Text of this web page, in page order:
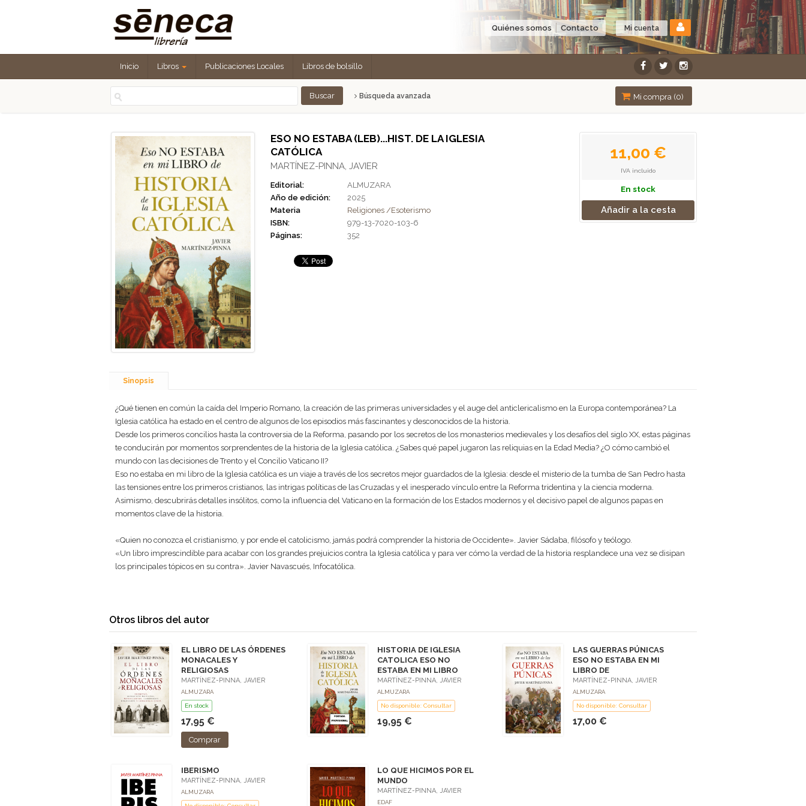
Mi cuenta
Quiénes somos Contacto
Inicio Libros Publicaciones Locales Libros de bolsillo
Búsqueda avanzada Mi compra (0)
ESO NO ESTABA (LEB)...HIST. DE LA IGLESIA
CATÓLICA
MARTÍNEZ-PINNA, JAVIER
Editorial:
ALMUZARA
Año de edición:
2025
Materia
Religiones /Esoterismo
ISBN:
979-13-7020-103-6
Páginas:
352
11,00 €
IVA incluido
En stock
Añadir a la cesta
Sinopsis
¿Qué tienen en común la caída del Imperio Romano, la creación de las primeras universidades y el auge del anticlericalismo en la Europa contemporánea? La
Iglesia católica ha estado en el centro de algunos de los episodios más fascinantes y desconocidos de la historia.
Desde los primeros concilios hasta la controversia de la Reforma, pasando por los secretos de los monasterios medievales y los desafíos del siglo XX, estas páginas
te conducirán por momentos sorprendentes de la historia de la Iglesia católica. ¿Sabes qué papel jugaron las reliquias en la Edad Media? ¿O cómo cambió el
mundo con las decisiones de Trento y el Concilio Vaticano II?
Eso no estaba en mi libro de la Iglesia católica es un viaje a través de los secretos mejor guardados de la Iglesia: desde el misterio de la tumba de San Pedro hasta
las tensiones entre los primeros cristianos, las intrigas políticas de las Cruzadas y el inesperado vínculo entre la Reforma tridentina y la ciencia moderna.
Asimismo, descubrirás detalles insólitos, como la influencia del Vaticano en la formación de los Estados modernos y el decisivo papel de algunos papas en
momentos clave de la historia.
«Quien no conozca el cristianismo, y por ende el catolicismo, jamás podrá comprender la historia de Occidente». Javier Sádaba, filósofo y teólogo.
«Un libro imprescindible para acabar con los grandes prejuicios contra la Iglesia católica y para ver cómo la verdad de la historia resplandece una vez se disipan
los principales tópicos en su contra». Javier Navascués, Infocatólica.
Otros libros del autor
EL LIBRO DE LAS ÓRDENES
MONACALES Y
RELIGIOSAS
MARTÍNEZ-PINNA, JAVIER
ALMUZARA
En stock
17,95 €
Comprar
HISTORIA DE IGLESIA
CATOLICA ESO NO
ESTABA EN MI LIBRO
MARTÍNEZ-PINNA, JAVIER
ALMUZARA
No disponible: Consultar
19,95 €
LAS GUERRAS PÚNICAS
ESO NO ESTABA EN MI
LIBRO DE
MARTÍNEZ-PINNA, JAVIER
ALMUZARA
No disponible: Consultar
17,00 €
IBERISMO
MARTÍNEZ-PINNA, JAVIER
ALMUZARA
LO QUE HICIMOS POR EL
MUNDO
MARTÍNEZ-PINNA, JAVIER
EDAF